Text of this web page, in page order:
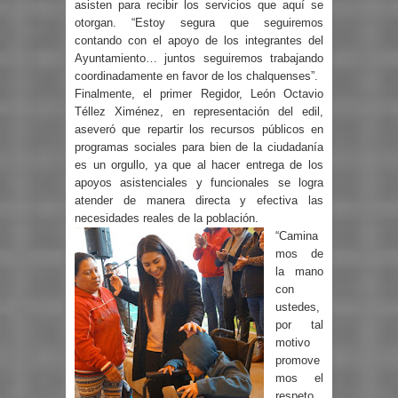
asisten para recibir los servicios que aquí se
otorgan. “Estoy segura que seguiremos
contando con el apoyo de los integrantes del
Ayuntamiento… juntos seguiremos trabajando
coordinadamente en favor de los chalquenses”.
Finalmente, el primer Regidor, León Octavio
Téllez Ximénez, en representación del edil,
aseveró que repartir los recursos públicos en
programas sociales para bien de la ciudadanía
es un orgullo, ya que al hacer entrega de los
apoyos asistenciales y funcionales se logra
atender de manera directa y efectiva las
necesidades reales de la población.
“Camina
mos de
la mano
con
ustedes,
por tal
motivo
promove
mos el